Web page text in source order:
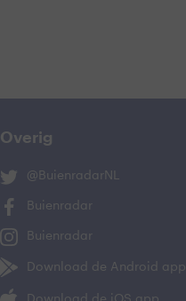
Overig
@BuienradarNL
Buienradar
Buienradar
Download de Android app